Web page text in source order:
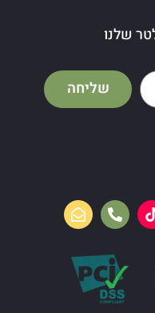
שלנו
שליחה